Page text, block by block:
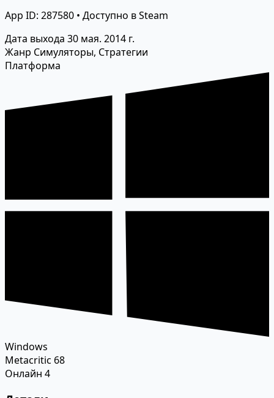
App ID: 287580 • Доступно в Steam
Дата выхода 30 мая. 2014 г.
Жанр Симуляторы, Стратегии
Платформа
Windows
Metacritic 68
Онлайн 4